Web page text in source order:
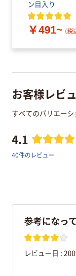
ン目入り
￥491~ （税
お客様レビ
すべてのバリエー
4.1
40件のレビュー
参考になっ
レビュー日 :